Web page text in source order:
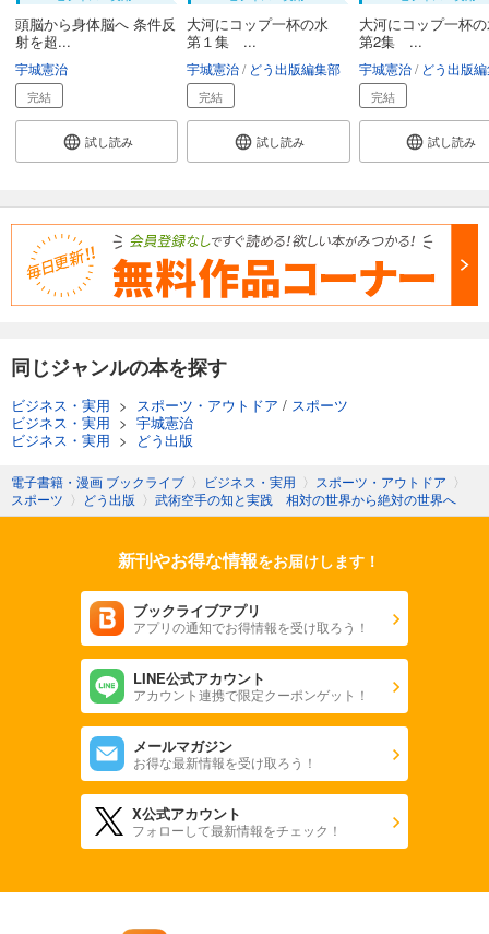
頭脳から身体脳へ 条件反
射を超...
宇城憲治
完結
試し読み
大河にコップ一杯の水
第１集 ...
宇城憲治 どう出版編集部
完結
試し読み
大河にコップ一杯
第2集 ...
宇城憲治 どう出版
完結
試し読み
同じジャンルの本を探す
ビジネス・実用 > スポーツ・アウトドア / スポーツ
ビジネス・実用 > 宇城憲治
ビジネス・実用 > どう出版
電子書籍・漫画 ブックライブ 〉 ビジネス・実用 〉 スポーツ・アウトドア 〉
スポーツ 〉 どう出版 〉 武術空手の知と実践 相対の世界から絶対の世界へ
新刊やお得な情報をお届けします！
ブックライブアプリ
アプリの通知でお得情報を受け取ろう！
LINE公式アカウント
アカウント連携で限定クーポンゲット！
メールマガジン
お得な最新情報を受け取ろう！
X公式アカウント
フォローして最新情報をチェック！